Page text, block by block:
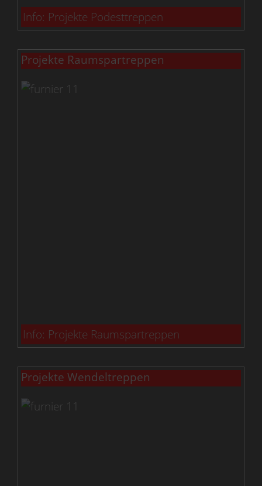
Info: Projekte Podesttreppen
Projekte Raumspartreppen
Info: Projekte Raumspartreppen
Projekte Wendeltreppen